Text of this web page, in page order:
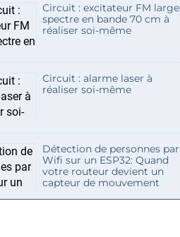
Circuit : excitateur FM large
spectre en bande 70 cm à
réaliser soi-même
Circuit : alarme laser à
réaliser soi-même
Détection de personnes par
Wifi sur un ESP32: Quand
votre routeur devient un
capteur de mouvement